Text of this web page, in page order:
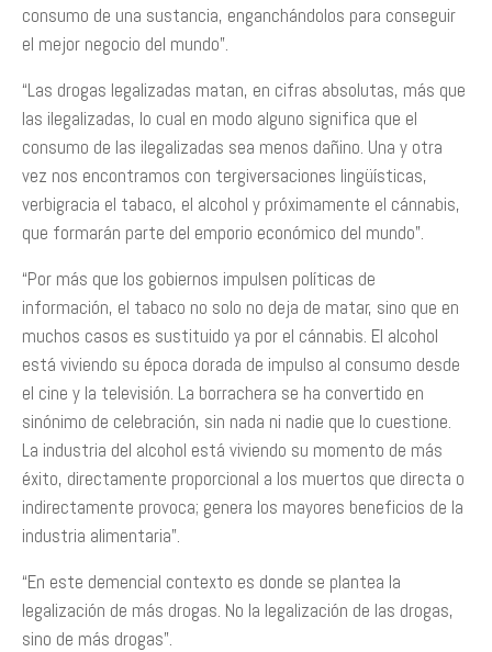
consumo de una sustancia, enganchándolos para conseguir
el mejor negocio del mundo”.
“Las drogas legalizadas matan, en cifras absolutas, más que
las ilegalizadas, lo cual en modo alguno significa que el
consumo de las ilegalizadas sea menos dañino. Una y otra
vez nos encontramos con tergiversaciones lingüísticas,
verbigracia el tabaco, el alcohol y próximamente el cánnabis,
que formarán parte del emporio económico del mundo”.
“Por más que los gobiernos impulsen políticas de
información, el tabaco no solo no deja de matar, sino que en
muchos casos es sustituido ya por el cánnabis. El alcohol
está viviendo su época dorada de impulso al consumo desde
el cine y la televisión. La borrachera se ha convertido en
sinónimo de celebración, sin nada ni nadie que lo cuestione.
La industria del alcohol está viviendo su momento de más
éxito, directamente proporcional a los muertos que directa o
indirectamente provoca; genera los mayores beneficios de la
industria alimentaria”.
“En este demencial contexto es donde se plantea la
legalización de más drogas. No la legalización de las drogas,
sino de más drogas”.